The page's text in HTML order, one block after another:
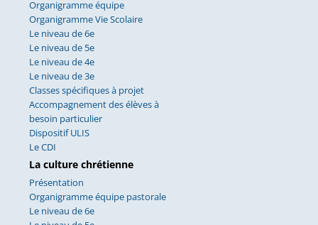
Organigramme équipe
Organigramme Vie Scolaire
Le niveau de 6e
Le niveau de 5e
Le niveau de 4e
Le niveau de 3e
Classes spécifiques à projet
Accompagnement des élèves à
besoin particulier
Dispositif ULIS
Le CDI
La culture chrétienne
Présentation
Organigramme équipe pastorale
Le niveau de 6e